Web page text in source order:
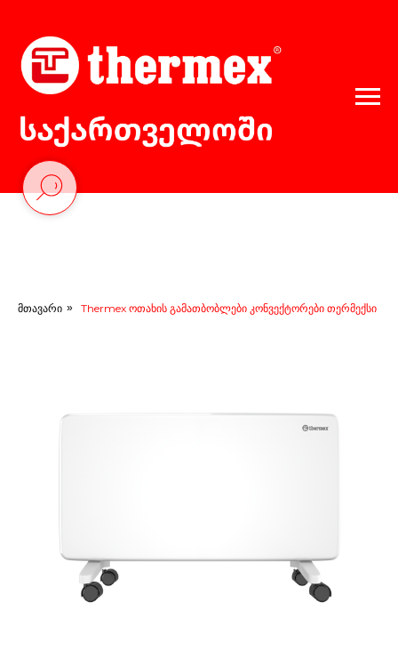
მთავარი » Thermex ოთახის გამათბობლები კონვექტორები თერმექსი